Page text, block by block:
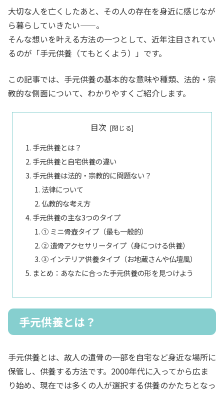
大切な人を亡くしたあと、その人の存在を身近に感じなが
ら暮らしていきたい——。
そんな想いを叶える方法の一つとして、近年注目されてい
るのが「手元供養（てもとくよう）」です。
この記事では、手元供養の基本的な意味や種類、法的・宗
教的な側面について、わかりやすくご紹介します。
目次
手元供養とは？
手元供養と自宅供養の違い
手元供養は法的・宗教的に問題ない？
法律について
仏教的な考え方
手元供養の主な3つのタイプ
① ミニ骨壺タイプ（最も一般的）
② 遺骨アクセサリータイプ（身につける供養）
③ インテリア供養タイプ（お地蔵さんや仏壇風）
まとめ：あなたに合った手元供養の形を見つけよう
手元供養とは？
手元供養とは、故人の遺骨の一部を自宅など身近な場所に
保管し、供養する方法です。2000年代に入ってから広ま
り始め、現在では多くの人が選択する供養のかたちとなっ